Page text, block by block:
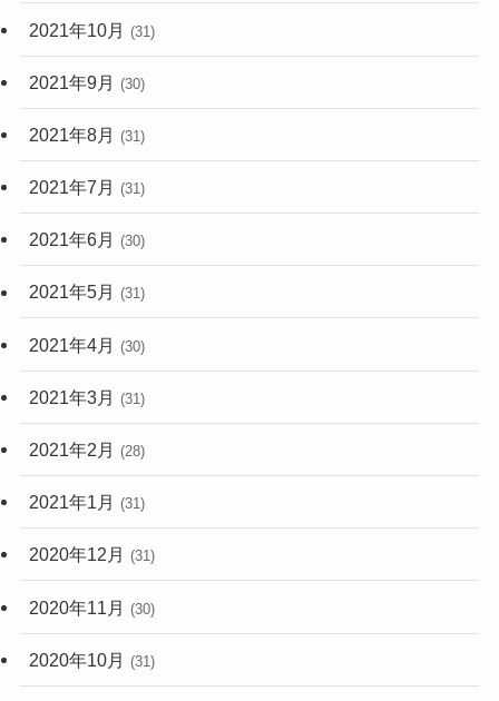
2021年10月 (31)
2021年9月 (30)
2021年8月 (31)
2021年7月 (31)
2021年6月 (30)
2021年5月 (31)
2021年4月 (30)
2021年3月 (31)
2021年2月 (28)
2021年1月 (31)
2020年12月 (31)
2020年11月 (30)
2020年10月 (31)